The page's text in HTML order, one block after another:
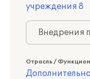
учреждения 8
Внедрения
Отрасль /